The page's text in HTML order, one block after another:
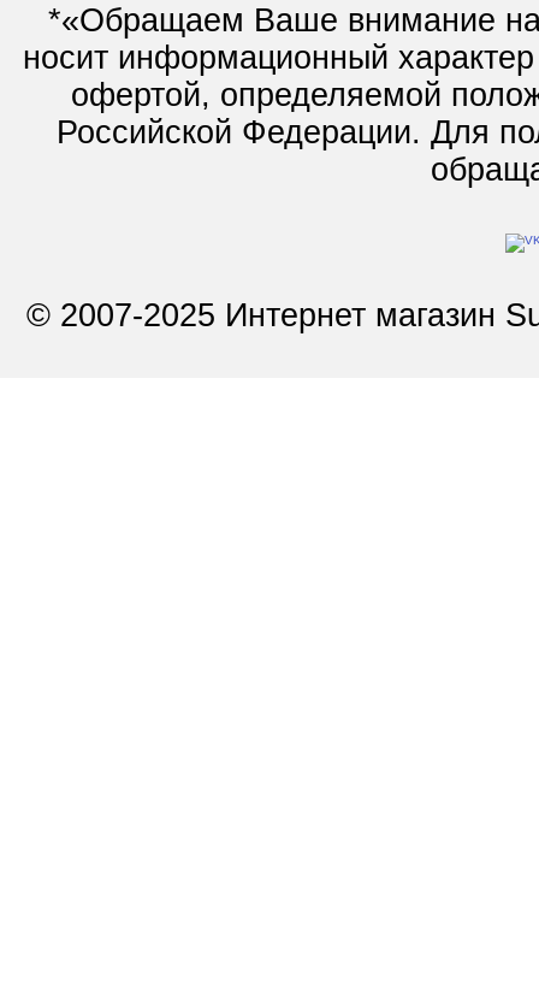
*«Обращаем Ваше внимание на
носит информационный
офертой, определяемой
Российской Федерации. Для
© 2007-2025 Интернет магазин